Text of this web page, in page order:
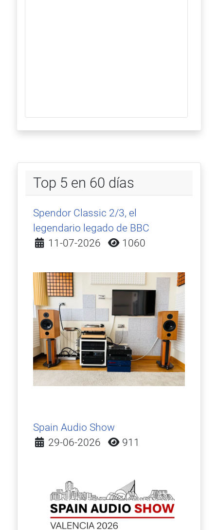
Top 5 en 60 días
Spendor Classic 2/3, el
legendario legado de BBC
Detalles
11-07-2026 1060
Spain Audio Show
Detalles
29-06-2026 911